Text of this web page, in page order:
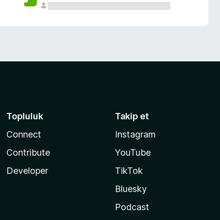
Topluluk
Connect
Contribute
Developer
Takip et
Instagram
YouTube
TikTok
Bluesky
Podcast